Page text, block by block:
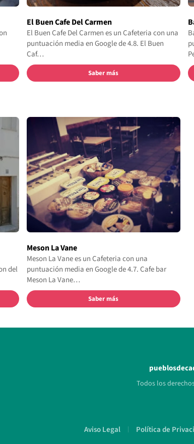
El Buen Cafe Del Carmen
El Buen Cafe Del Carmen es un Cafeteria con una
puntuación media en Google de 4.8. El Buen
Caf…
Saber más
del
Meson La Vane
Meson La Vane es un Cafeteria con una
puntuación media en Google de 4.7. Cafe bar
Meson La Vane…
Saber más
Todos los
Aviso Legal Política de